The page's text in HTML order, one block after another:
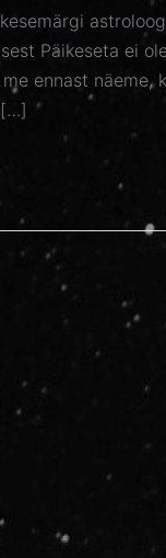
Päikeseta ei
ennast
[…]